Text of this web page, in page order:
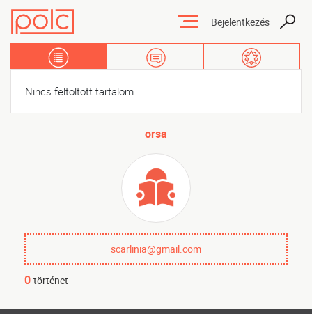
Bejelentkezés
Nincs feltöltött tartalom.
orsa
scarlinia@gmail.com
0 történet